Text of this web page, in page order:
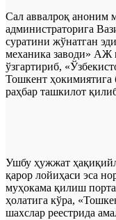
Сал аввалроқ аноним
администраторига
суратини жўнатган
механика заводи»
ўзгартириб,
Тошкент ҳокимиятига
раҳбар ташкилот
Ушбу ҳужжат
қарор лойиҳаси эса
муҳокама қилиш
ҳолатига кўра,
шахслар реестрида